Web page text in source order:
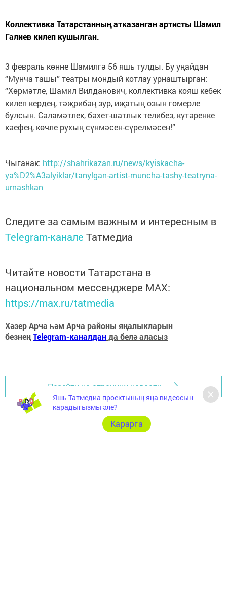
Коллективка Татарстанның атказанган артисты Шамил
Галиев килеп кушылган.
3 февраль көнне Шамилгә 56 яшь тулды. Бу уңайдан
“Мунча ташы” театры мондый котлау урнаштырган:
“Хөрмәтле, Шамил Вилданович, коллективка кояш кебек
килеп кердең, тәҗрибәң зур, иҗатың озын гомерле
булсын. Сәламәтлек, бәхет-шатлык телибез, күтәренке
кәефең, көчле рухың сүнмәсен-сүрелмәсен!”
Чыганак: http://shahrikazan.ru/news/kyiskacha-
ya%D2%A3alyiklar/tanylgan-artist-muncha-tashy-teatryna-
urnashkan
Следите за самым важным и интересным в
Telegram-канале Татмедиа
Читайте новости Татарстана в
национальном мессенджере MАХ:
https://max.ru/tatmedia
Хәзер Арча һәм Арча районы яңалыкларын
безнеңTelegram-каналданда белә аласыз
Перейти на страницу новости
Яшь Татмедиа проектының яңа видеосын
карадыгызмы әле?
Карарга